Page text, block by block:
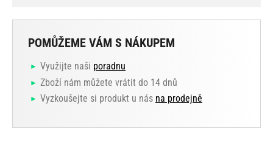
POMŮŽEME VÁM S NÁKUPEM
Využijte naši poradnu
Zboží nám můžete vrátit do 14 dnů
Vyzkoušejte si produkt u nás na prodejně